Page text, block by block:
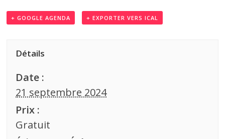
+ GOOGLE AGENDA + EXPORTER VERS ICAL
Détails
Date :
21 septembre 2024
Prix :
Gratuit